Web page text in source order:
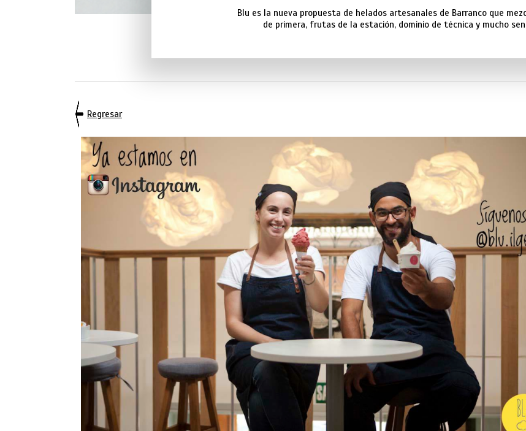
Blu es la nueva propuesta de helados artesanales de Barranco que
de primera, frutas de la estación, dominio de técnica y mucho
Regresar